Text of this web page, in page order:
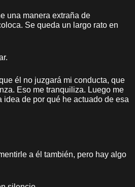
una manera extraña de
Se queda un largo rato en
él no juzgará mi conducta, que
Eso me tranquiliza. Luego me
idea de por qué he actuado de esa
a él también, pero hay algo